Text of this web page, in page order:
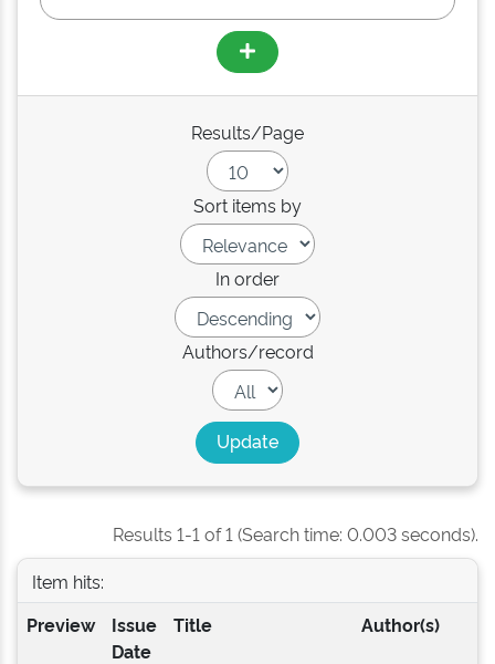
Results/Page
Sort items by
In order
Authors/record
Results 1-1 of 1 (Search time: 0.003 seconds).
Item hits:
Preview
Issue
Date
Title Author(s)